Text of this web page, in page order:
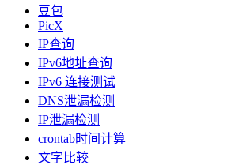
豆包
PicX
IP查询
IPv6地址查询
IPv6 连接测试
DNS泄漏检测
IP泄漏检测
crontab时间计算
文字比较